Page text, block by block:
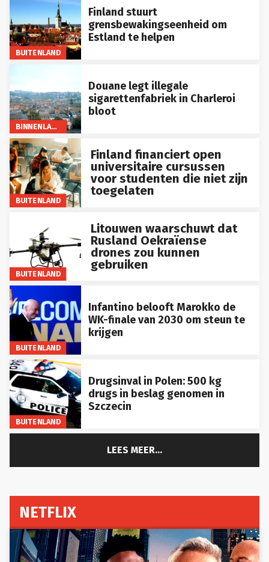
BUITENLAND
Finland stuurt
grensbewakingseenheid om
Estland te helpen
BINNENLAND
Douane legt illegale
sigarettenfabriek in Charleroi
bloot
BUITENLAND
Finland financiert open
universitaire cursussen
voor studenten die niet zijn
toegelaten
BUITENLAND
Litouwen waarschuwt dat
Rusland Oekraïense
drones zou kunnen
gebruiken
BUITENLAND
Infantino belooft Marokko de
WK-finale van 2030 om steun te
krijgen
BUITENLAND
Drugsinval in Polen: 500 kg
drugs in beslag genomen in
Szczecin
LEES MEER...
NETFLIX